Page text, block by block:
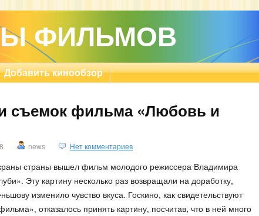
ФИЛЬМОВ
Добавить кинообзор
съемок фильма «Любовь и
news Нет комментариев
страны вышел фильм молодого режиссера Владимира
Эту картину несколько раз возвращали на доработку,
изменило чувство вкуса. Госкино, как свидетельствуют
отказалось принять картину, посчитав, что в ней много